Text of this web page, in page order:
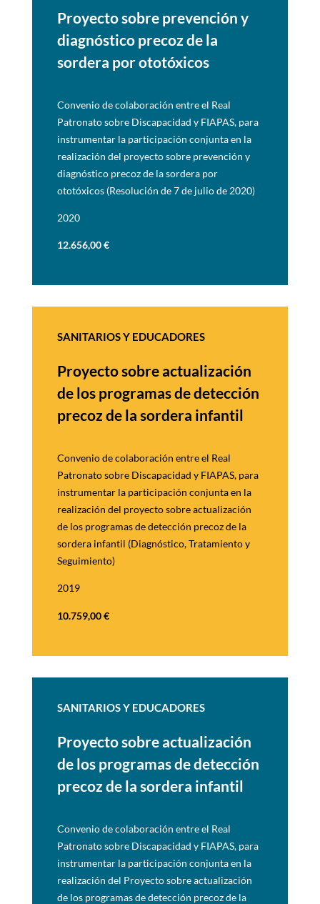
Proyecto sobre prevención y
diagnóstico precoz de la
sordera por ototóxicos
Convenio de colaboración entre el Real
Patronato sobre Discapacidad y FIAPAS, para
instrumentar la participación conjunta en la
realización del proyecto sobre prevención y
diagnóstico precoz de la sordera por
ototóxicos (Resolución de 7 de julio de 2020)
2020
12.656,00 €
SANITARIOS Y EDUCADORES
Proyecto sobre actualización
de los programas de detección
precoz de la sordera infantil
Convenio de colaboración entre el Real
Patronato sobre Discapacidad y FIAPAS, para
instrumentar la participación conjunta en la
realización del proyecto sobre actualización
de los programas de detección precoz de la
sordera infantil (Diagnóstico, Tratamiento y
Seguimiento)
2019
10.759,00€
SANITARIOS Y EDUCADORES
Proyecto sobre actualización
de los programas de detección
precoz de la sordera infantil
Convenio de colaboración entre el Real
Patronato sobre Discapacidad y FIAPAS, para
instrumentar la participación conjunta en la
realización del Proyecto sobre actualización
de los programas de detección precoz de la